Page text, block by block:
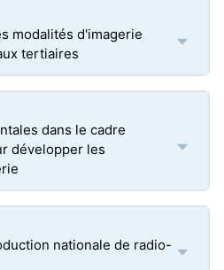
modalités d'imagerie
tertiaires
dans le cadre
développer les
nationale de radio-